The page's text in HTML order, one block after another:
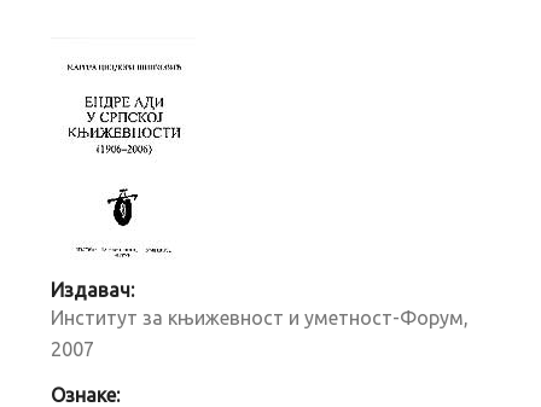
Издавач:
Институт за књижевност и уметност-Форум,
2007
Ознаке: